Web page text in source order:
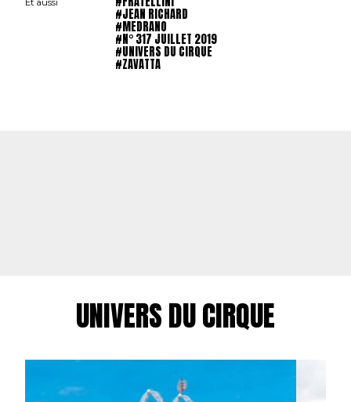
Et aussi
#JEAN RICHARD
#MEDRANO
#N° 317 JUILLET 2019
#UNIVERS DU CIRQUE
#ZAVATTA
UNIVERS DU CIRQUE